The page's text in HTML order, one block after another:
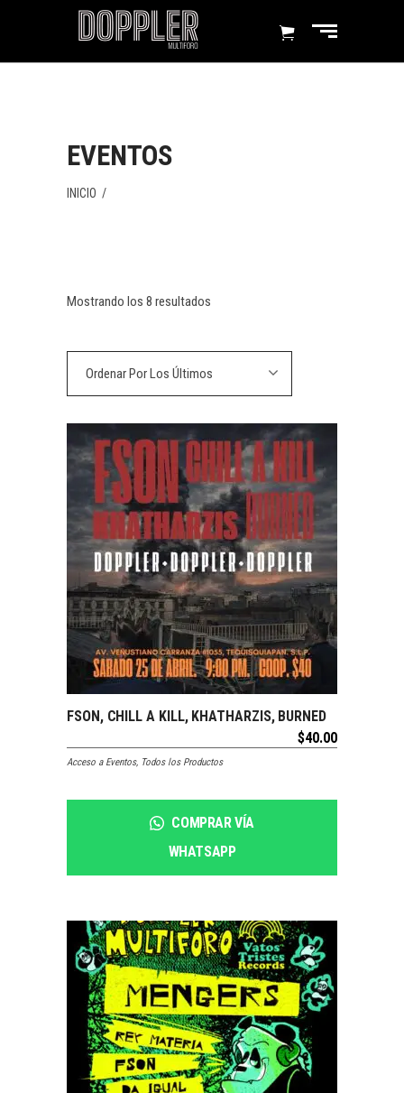
EVENTOS
INICIO /
Mostrando los 8 resultados
Ordenar Por Los Últimos
SOLDOUTLEER MÁS
FSON, CHILL A KILL, KHATHARZIS, BURNED
$40.00
Acceso a Eventos, Todos los Productos
COMPRAR VÍA
WHATSAPP